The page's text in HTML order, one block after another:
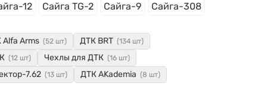
12 Сайга TG-2 Сайга-9 Сайга-308
Alfa Arms (52 шт) ДТК BRT (134 шт)
(12 шт) Чехлы для ДТК (16 шт)
7.62 (13 шт) ДТК AKademia (8 шт)